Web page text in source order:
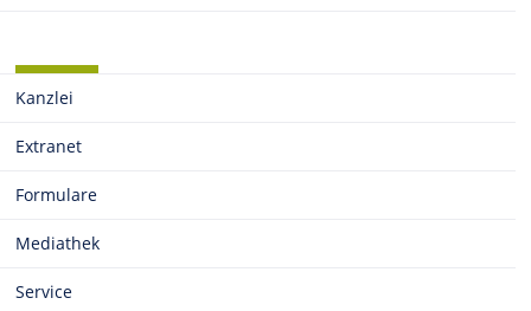
Kanzlei
Extranet
Formulare
Mediathek
Service